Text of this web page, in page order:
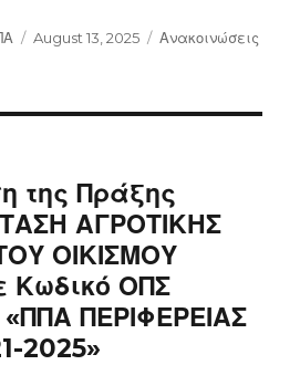
Posted
August 13, 2025 Categories
Ανακοινώσεις
της Πράξης
ΑΓΡΟΤΙΚΗΣ
ΟΙΚΙΣΜΟΥ
Κωδικό ΟΠΣ
«ΠΠΑ ΠΕΡΙΦΕΡΕΙΑΣ
2025»